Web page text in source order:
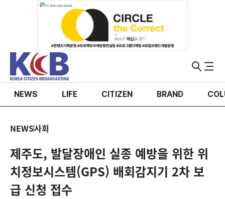
NEWS LIFE CITIZEN BRAND
NEWS사회
제주도, 발달장애인 실종 예방을 위한 위
치정보시스템(GPS) 배회감지기 2차 보
급 신청 접수